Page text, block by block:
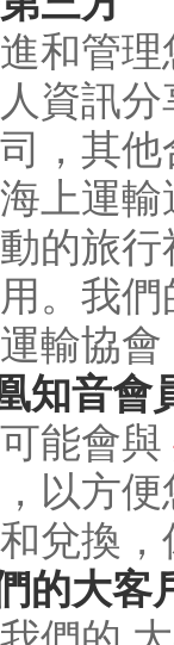
和管
資訊分
，其
上運
的旅
。我
輸協會
知音會
能會與
以方
兌換，
的大客